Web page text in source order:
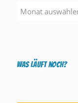
Was läuft noch?